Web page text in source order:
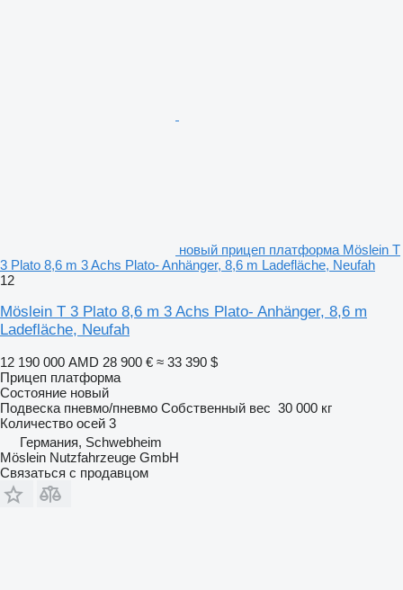
новый прицеп платформа Möslein T
3 Plato 8,6 m 3 Achs Plato- Anhänger, 8,6 m Ladefläche, Neufah
12
Möslein T 3 Plato 8,6 m 3 Achs Plato- Anhänger, 8,6 m
Ladefläche, Neufah
12 190 000 AMD 28 900 € ≈ 33 390 $
Прицеп платформа
Состояние новый
Подвеска пневмо/пневмо Собственный вес 30 000 кг
Количество осей 3
Германия, Schwebheim
Möslein Nutzfahrzeuge GmbH
Связаться с продавцом